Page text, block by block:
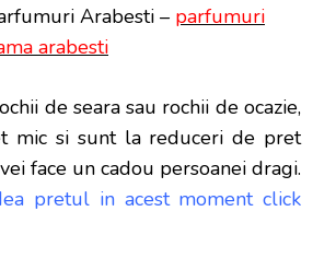
Arabesti – parfumuri
arabesti
de seara sau rochii de ocazie,
mic si sunt la reduceri de pret
face un cadou persoanei dragi.
pretul in acest moment click